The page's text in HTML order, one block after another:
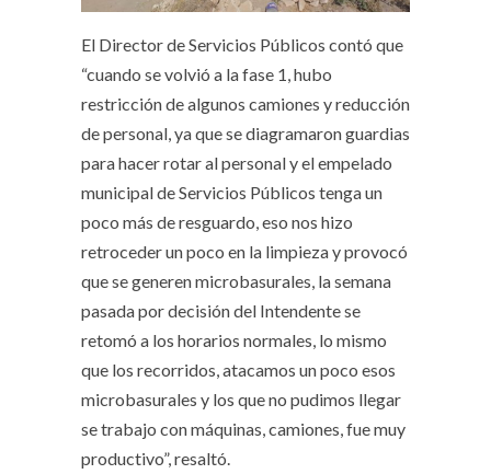
El Director de Servicios Públicos contó que
“cuando se volvió a la fase 1, hubo
restricción de algunos camiones y reducción
de personal, ya que se diagramaron guardias
para hacer rotar al personal y el empelado
municipal de Servicios Públicos tenga un
poco más de resguardo, eso nos hizo
retroceder un poco en la limpieza y provocó
que se generen microbasurales, la semana
pasada por decisión del Intendente se
retomó a los horarios normales, lo mismo
que los recorridos, atacamos un poco esos
microbasurales y los que no pudimos llegar
se trabajo con máquinas, camiones, fue muy
productivo”, resaltó.